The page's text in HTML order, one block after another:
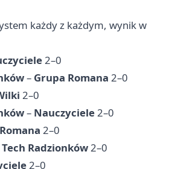
każdy z każdym, wynik w
2–0
– Grupa Romana 2–0
2–0
– Nauczyciele2–0
2–0
Tech Radzionków2–0
2–0